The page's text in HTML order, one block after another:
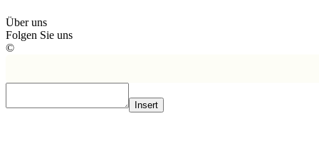
Über uns
Folgen Sie uns
©
Insert